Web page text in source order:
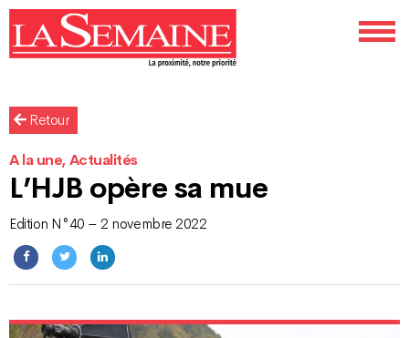
Retour
A la une, Actualités
L’HJB opère sa mue
Edition N°40 – 2 novembre 2022